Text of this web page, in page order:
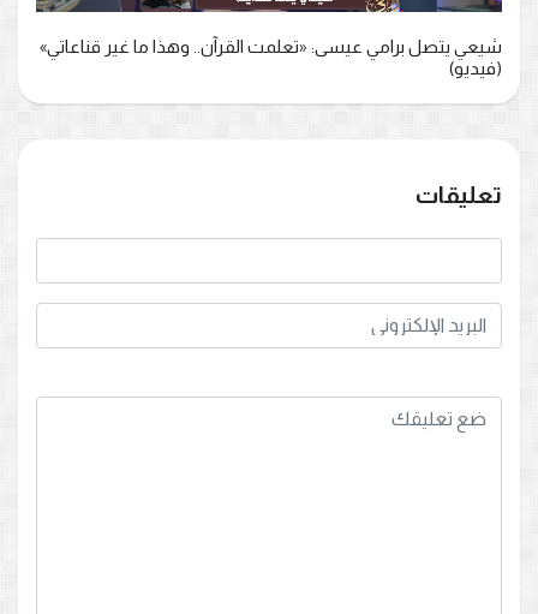
شيعي يتصل برامي عيسى: «تعلمت القرآن.. وهذا ما غير قناعاتي»
(فيديو)
تعليقات